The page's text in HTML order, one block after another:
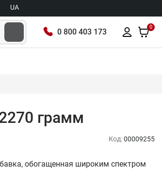
UA
0 800 403 173
0
грамм
Код:00009255
обогащенная широким спектром